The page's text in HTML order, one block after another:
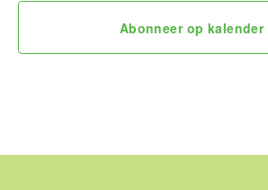
Abonneer op kalender